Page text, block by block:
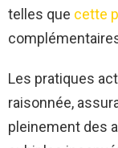
telles que cette
Les pratiques
raisonnée,
pleinement des